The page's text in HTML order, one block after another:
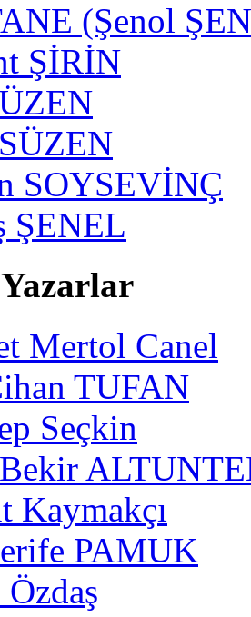
(Şenol
ŞİRİN
SOYSEVİNÇ
ŞENEL
Mertol Canel
TUFAN
Seçkin
Bekir
Kaymakçı
PAMUK